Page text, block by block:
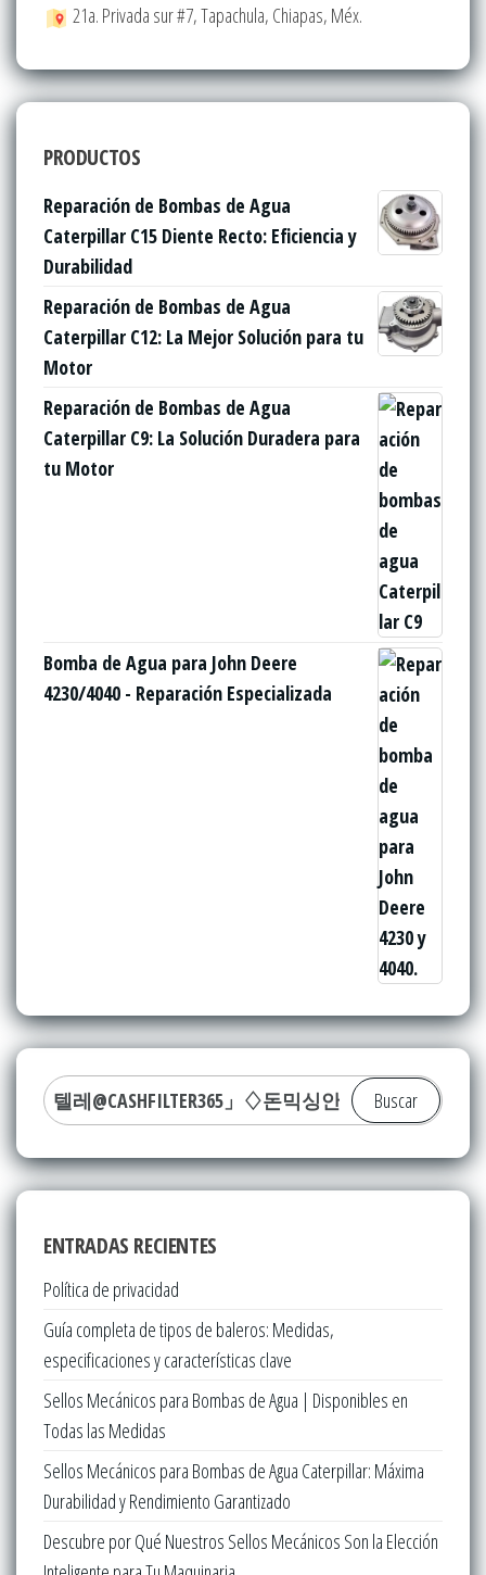
21a. Privada sur #7, Tapachula, Chiapas, Méx.
PRODUCTOS
Reparación de Bombas de Agua
Caterpillar C15 Diente Recto: Eficiencia y
Durabilidad
Reparación de Bombas de Agua
Caterpillar C12: La Mejor Solución para tu
Motor
Reparación de Bombas de Agua
Caterpillar C9: La Solución Duradera para
tu Motor
Bomba de Agua para John Deere
4230/4040 - Reparación Especializada
Buscar:
ENTRADAS RECIENTES
Política de privacidad
Guía completa de tipos de baleros: Medidas,
especificaciones y características clave
Sellos Mecánicos para Bombas de Agua | Disponibles en
Todas las Medidas
Sellos Mecánicos para Bombas de Agua Caterpillar: Máxima
Durabilidad y Rendimiento Garantizado
Descubre por Qué Nuestros Sellos Mecánicos Son la Elección